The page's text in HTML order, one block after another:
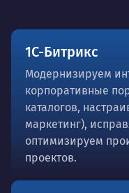
1С-Битрикс
Модернизируем
корпоративные
каталогов,
маркетинг),
оптимизируем
проектов.